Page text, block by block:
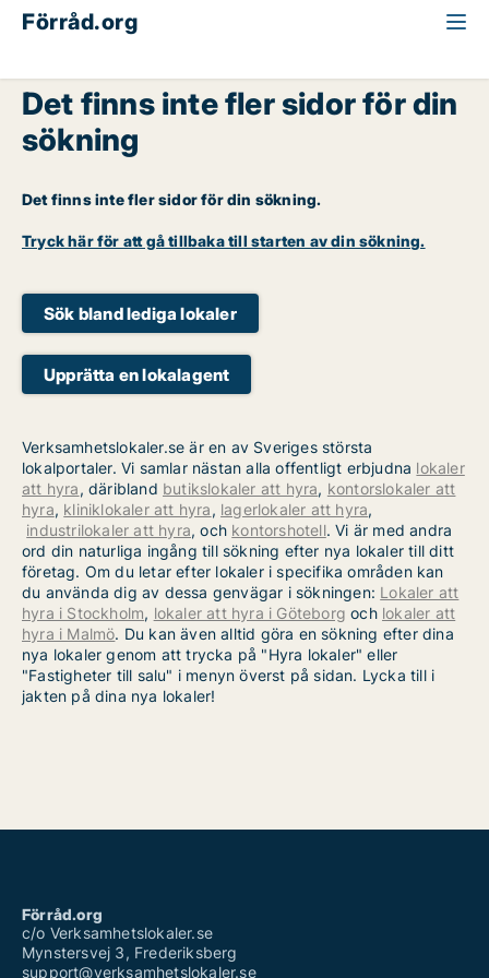
Förråd.org
Det finns inte fler sidor för din
sökning
Det finns inte fler sidor för din sökning.
Tryck här för att gå tillbaka till starten av din sökning.
Sök bland lediga lokaler
Upprätta en lokalagent
Verksamhetslokaler.se är en av Sveriges största
lokalportaler. Vi samlar nästan alla offentligt erbjudna lokaler
att hyra, däribland butikslokaler att hyra, kontorslokaler att
hyra, kliniklokaler att hyra, lagerlokaler att hyra,
industrilokaler att hyra, och kontorshotell. Vi är med andra
ord din naturliga ingång till sökning efter nya lokaler till ditt
företag. Om du letar efter lokaler i specifika områden kan
du använda dig av dessa genvägar i sökningen: Lokaler att
hyra i Stockholm, lokaler att hyra i Göteborg och lokaler att
hyra i Malmö. Du kan även alltid göra en sökning efter dina
nya lokaler genom att trycka på "Hyra lokaler" eller
"Fastigheter till salu" i menyn överst på sidan. Lycka till i
jakten på dina nya lokaler!
Förråd.org
c/o Verksamhetslokaler.se
Mynstersvej 3, Frederiksberg
support@verksamhetslokaler.se